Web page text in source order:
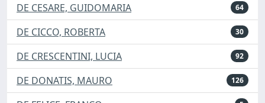
DE CESARE, GUIDOMARIA 64
DE CICCO, ROBERTA 30
DE CRESCENTINI, LUCIA 92
DE DONATIS, MAURO 126